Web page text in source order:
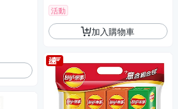
活動
加入購物車